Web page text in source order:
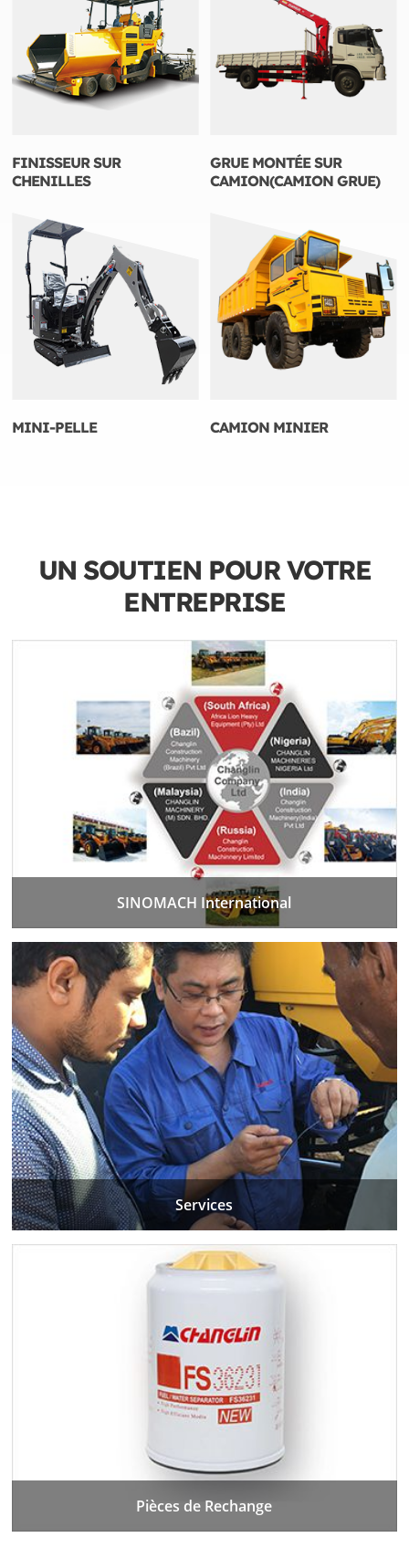
FINISSEUR SUR
CHENILLES
GRUE MONTÉE SUR
CAMION(CAMION GRUE)
MINI-PELLE CAMION MINIER
UN SOUTIEN POUR VOTRE
ENTREPRISE
SINOMACH International
Services
Pièces de Rechange